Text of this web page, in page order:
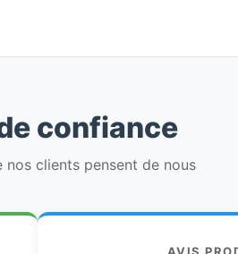
confiance
nos clients pensent de nous